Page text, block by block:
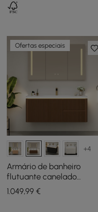
Ofertas especiais
+4
Armário de banheiro
flutuante canelado
moderno de 119 cm com
LED suave e amplo
1.049,99 €